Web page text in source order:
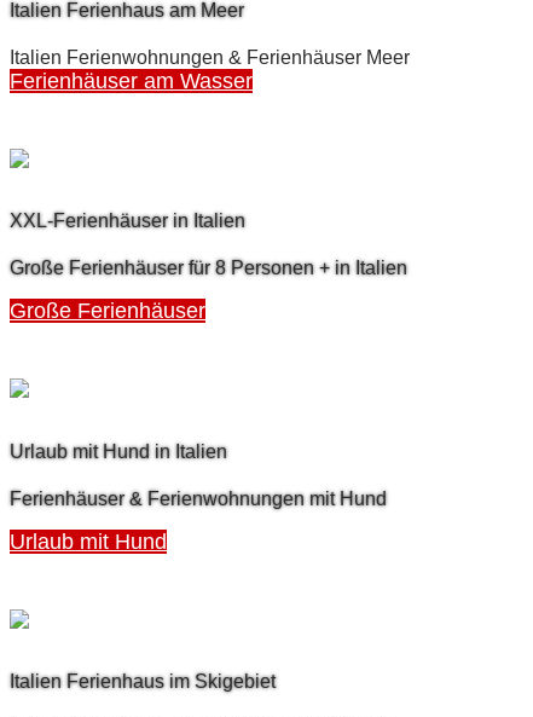
Italien Ferienhaus am Meer
Italien Ferienwohnungen & Ferienhäuser Meer
Ferienhäuser am Wasser
XXL-Ferienhäuser in Italien
Große Ferienhäuser für 8 Personen + in Italien
Große Ferienhäuser
Urlaub mit Hund in Italien
Ferienhäuser & Ferienwohnungen mit Hund
Urlaub mit Hund
Italien Ferienhaus im Skigebiet